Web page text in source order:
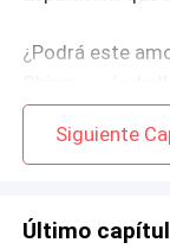
¿Podrá este
Chiara, cuándo
Marcello
¿Podrán
Siguiente
Último